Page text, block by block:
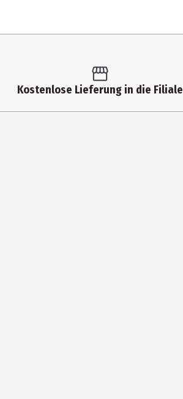
Kostenlose Lieferung in die Filiale